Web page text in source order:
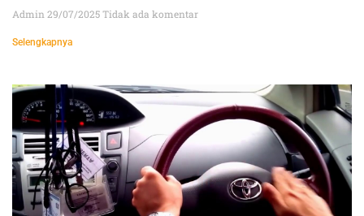
Admin 29/07/2025Tidak ada komentar
Selengkapnya